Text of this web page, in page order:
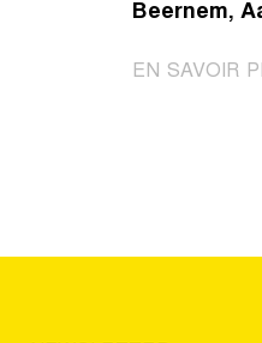
Beernem,
EN SAVOIR